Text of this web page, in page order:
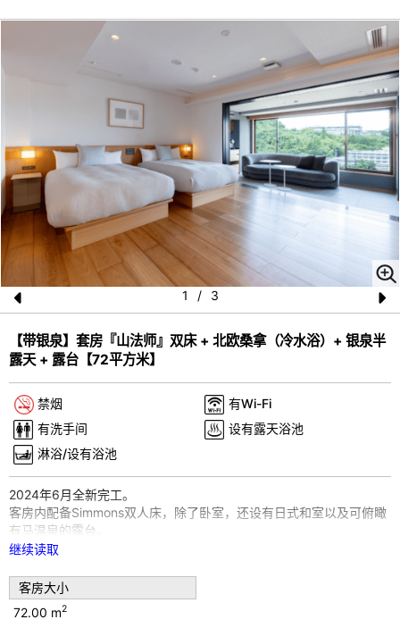
Pr
e
o
u
s
N
e
1 / 3
【带银泉】套房『山法师』双床 + 北欧桑拿（冷水浴）+ 银泉半
露天 + 露台【72平方米】
禁烟
有Wi-Fi
有洗手间
设有露天浴池
淋浴/设有浴池
2024年6月全新完工。
客房内配备Simmons双人床，除了卧室，还设有日式和室以及可俯瞰
有马温泉的露台。
浴室内除了使用银泉温泉，还配备了最多可容纳2人的北欧干式桑拿以
温泉可24小时使用。（※桑拿使用至中午12点）
房间特色：
继续读取
客房大小
72.00 m2